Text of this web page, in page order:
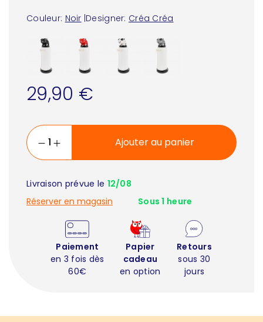
Couleur: Noir Designer: Créa Créa
29,90 €
Ajouter au panier
Livraison prévue le 12/08
Réserver en magasin
Sous 1 heure
Paiement
en 3 fois dès
60€
Papier
cadeau
en option
Retours
sous 30
jours